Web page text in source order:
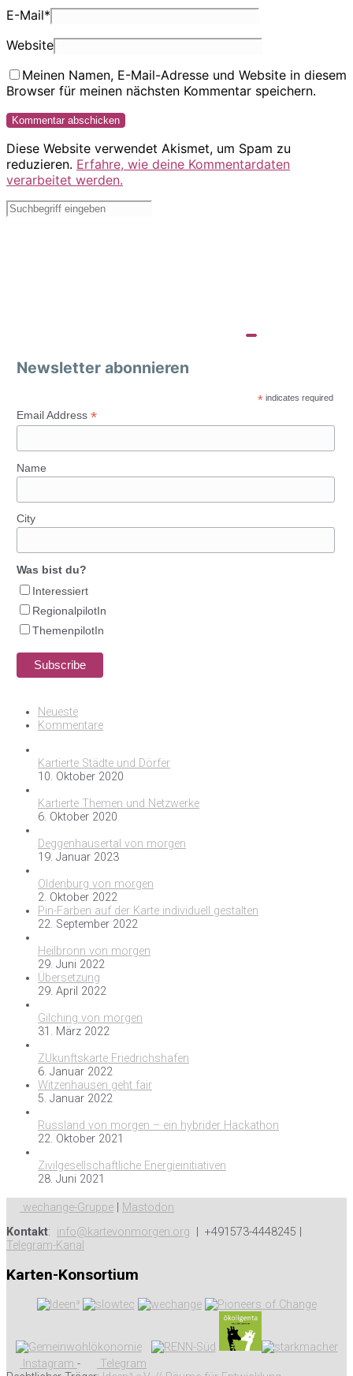
E-Mail*
Website
Meinen Namen, E-Mail-Adresse und Website in diesem
Browser für meinen nächsten Kommentar speichern.
Diese Website verwendet Akismet, um Spam zu
reduzieren. Erfahre, wie deine Kommentardaten
verarbeitet werden.
Newsletter abonnieren
* indicates required
Email Address *
Name
City
Was bist du?
Interessiert
RegionalpilotIn
ThemenpilotIn
Neueste
Kommentare
Kartierte Städte und Dörfer
10. Oktober 2020
Kartierte Themen und Netzwerke
6. Oktober 2020
Deggenhausertal von morgen
19. Januar 2023
Oldenburg von morgen
2. Oktober 2022
Pin-Farben auf der Karte individuell gestalten
22. September 2022
Heilbronn von morgen
29. Juni 2022
Übersetzung
29. April 2022
Gilching von morgen
31. März 2022
ZUkunftskarte Friedrichshafen
6. Januar 2022
Witzenhausen geht fair
5. Januar 2022
Russland von morgen – ein hybrider Hackathon
22. Oktober 2021
Zivilgesellschaftliche Energieinitiativen
28. Juni 2021
wechange-Gruppe
Mastodon
Kontakt: info@kartevonmorgen.org | +491573-4448245 |
Telegram-Kanal
Karten-Konsortium
Instagram -
Telegram